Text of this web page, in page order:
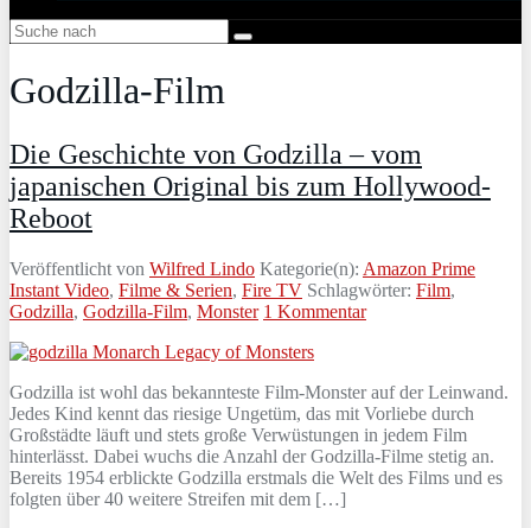
Godzilla-Film
Die Geschichte von Godzilla – vom
japanischen Original bis zum Hollywood-
Reboot
Veröffentlicht von Wilfred Lindo Kategorie(n): Amazon Prime
Instant Video, Filme & Serien, Fire TV Schlagwörter: Film,
Godzilla, Godzilla-Film, Monster 1 Kommentar
Godzilla ist wohl das bekannteste Film-Monster auf der Leinwand.
Jedes Kind kennt das riesige Ungetüm, das mit Vorliebe durch
Großstädte läuft und stets große Verwüstungen in jedem Film
hinterlässt. Dabei wuchs die Anzahl der Godzilla-Filme stetig an.
Bereits 1954 erblickte Godzilla erstmals die Welt des Films und es
folgten über 40 weitere Streifen mit dem […]